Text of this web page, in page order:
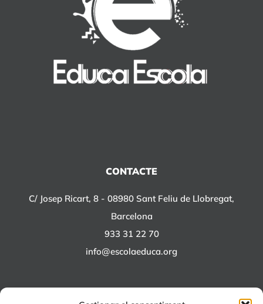
CONTACTE
C/ Josep Ricart, 8 - 08980 Sant Feliu de Llobregat,
Barcelona
933 31 22 70
info@escolaeduca.org